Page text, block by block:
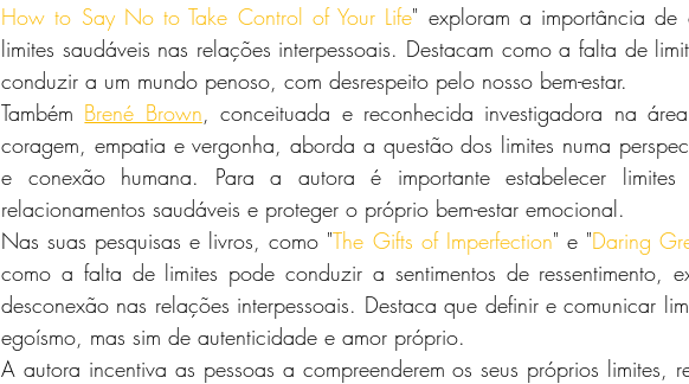
How to Say No to Take Control of Your Life" exploram a importância de
limites saudáveis ​​nas relações interpessoais. Destacam como a falta de
conduzir a um mundo penoso, com desrespeito pelo nosso bem-estar.
Também Brené Brown , conceituada e reconhecida investigadora na
coragem, empatia e vergonha, aborda a questão dos limites numa
e conexão humana. Para a autora é importante estabelecer limites
relacionamentos saudáveis e proteger o próprio bem-estar emocional.
Nas suas pesquisas e livros, como "The Gifts of Imperfection" e "Daring
como a falta de limites pode conduzir a sentimentos de ressentimento,
desconexão nas relações interpessoais. Destaca que definir e comunicar
egoísmo, mas sim de autenticidade e amor próprio.
A autora incentiva as pessoas a compreenderem os seus próprios limites,